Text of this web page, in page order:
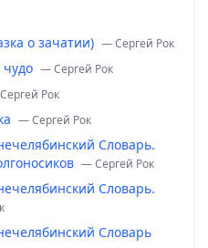
о зачатии) — Сергей Рок
чудо — Сергей Рок
Рок
— Сергей Рок
Словарь.
— Сергей Рок
Словарь.
Словарь